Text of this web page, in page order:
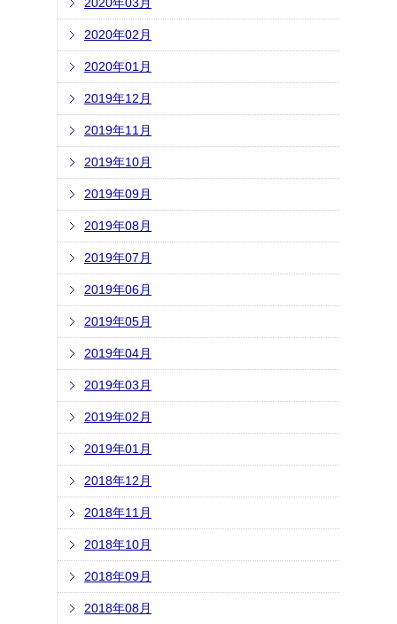
2020年02月
2020年01月
2019年12月
2019年11月
2019年10月
2019年09月
2019年08月
2019年07月
2019年06月
2019年05月
2019年04月
2019年03月
2019年02月
2019年01月
2018年12月
2018年11月
2018年10月
2018年09月
2018年08月